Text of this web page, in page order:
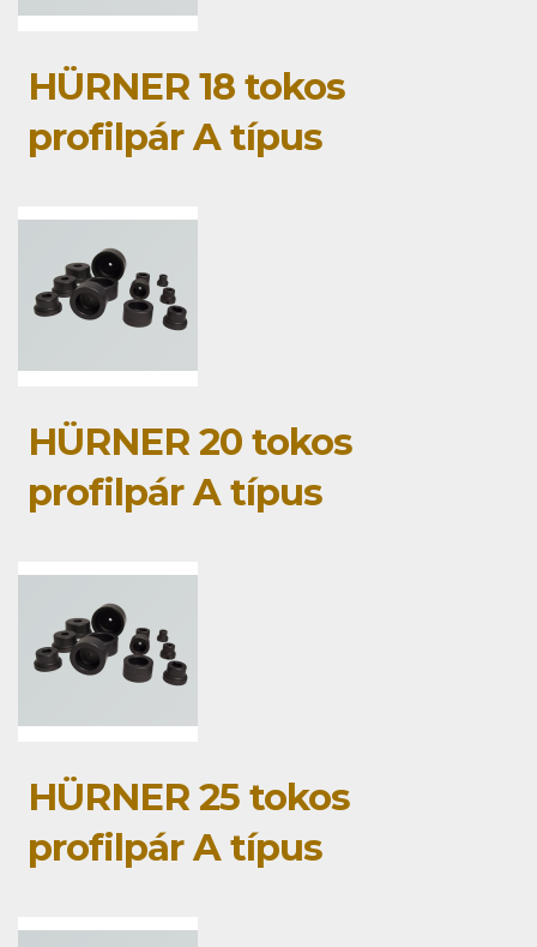
HÜRNER 18 tokos
profilpár A típus
HÜRNER 20 tokos
profilpár A típus
HÜRNER 25 tokos
profilpár A típus